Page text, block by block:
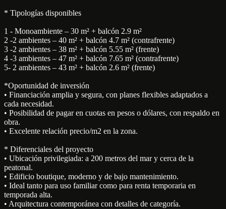
* Tipologías disponibles
1 - Monoambiente – 30 m² + balcón 2.9 m²
2 -2 ambientes – 40 m² + balcón 4.7 m² (contrafrente)
3 -2 ambientes – 38 m² + balcón 5.55 m² (frente)
4 -3 ambientes – 47 m² + balcón 7.65 m² (contrafrente)
5- 2 ambientes – 43 m² + balcón 2.6 m² (frente)
*Oportunidad de inversión
• Financiación amplia y segura, con planes flexibles adaptados a
cada necesidad.
• Posibilidad de pagar en cuotas en pesos o dólares, con respaldo en
obra.
• Excelente relación precio/m2 en la zona.
* Diferenciales del proyecto
• Ubicación privilegiada: a 200 metros del mar y cerca de la
peatonal.
• Edificio boutique, moderno y de bajo mantenimiento.
• Ideal tanto para uso familiar como para renta temporaria en
temporada alta.
• Arquitectura contemporánea con detalles de categoría.